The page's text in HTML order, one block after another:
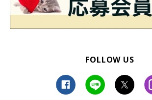
ます。
FOLLOW US